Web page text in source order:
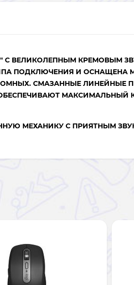
С ВЕЛИКОЛЕПНЫМ КРЕМОВЫМ
ПОДКЛЮЧЕНИЯ И
СМАЗАННЫЕ ЛИНЕЙНЫЕ
МАКСИМАЛЬНЫЙ
МЕХАНИКУ С ПРИЯТНЫМ